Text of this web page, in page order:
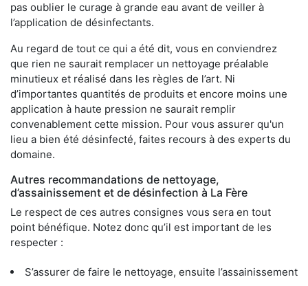
pas oublier le curage à grande eau avant de veiller à
l’application de désinfectants.
Au regard de tout ce qui a été dit, vous en conviendrez
que rien ne saurait remplacer un nettoyage préalable
minutieux et réalisé dans les règles de l’art. Ni
d’importantes quantités de produits et encore moins une
application à haute pression ne saurait remplir
convenablement cette mission. Pour vous assurer qu'un
lieu a bien été désinfecté, faites recours à des experts du
domaine.
Autres recommandations de nettoyage,
d’assainissement et de désinfection à La Fère
Le respect de ces autres consignes vous sera en tout
point bénéfique. Notez donc qu’il est important de les
respecter :
S’assurer de faire le nettoyage, ensuite l’assainissement